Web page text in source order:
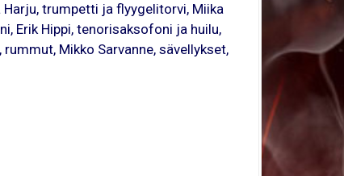
trumpetti ja flyygelitorvi, Miika
Erik Hippi, tenorisaksofoni ja huilu,
Mikko Sarvanne, sävellykset,